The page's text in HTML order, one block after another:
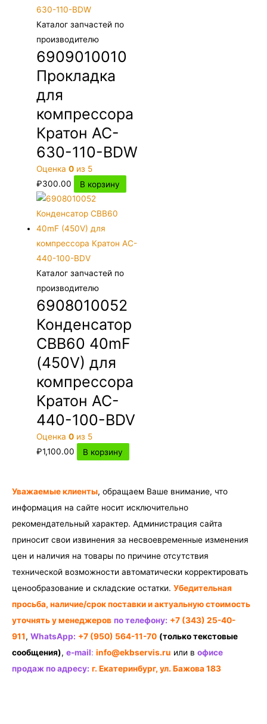
Каталог запчастей по
производителю
6909010010
Прокладка
для
компрессора
Кратон AC-
630-110-BDW
Оценка0 из 5
₽300.00 В корзину
Каталог запчастей по
производителю
6908010052
Конденсатор
CBB60 40mF
(450V) для
компрессора
Кратон AC-
440-100-BDV
Оценка0 из 5
₽1,100.00 В корзину
Уважаемые клиенты, обращаем Ваше внимание, что
информация на сайте носит исключительно
рекомендательный характер. Администрация сайта
приносит свои извинения за несвоевременные изменения
цен и наличия на товары по причине отсутствия
технической возможности автоматически корректировать
ценообразование и складские остатки. Убедительная
просьба, наличие/срок поставки и актуальную стоимость
уточнять у менеджеров по телефону: +7 (343) 25-40-
911, WhatsApp: +7 (950) 564-11-70 (только текстовые
сообщения), e-mail: info@ekbservis.ru или в офисе
продаж по адресу: г. Екатеринбург, ул. Бажова 183